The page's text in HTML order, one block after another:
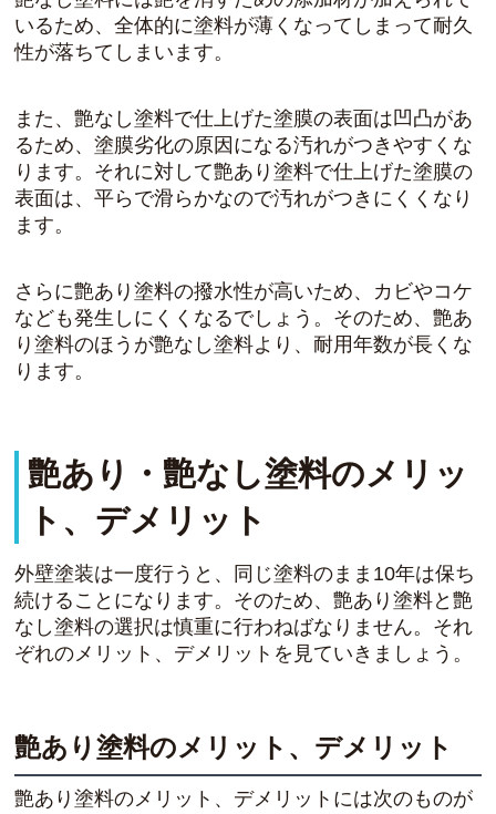
いるため、全体的に塗料が薄くなってしまって耐久
性が落ちてしまいます。
また、艶なし塗料で仕上げた塗膜の表面は凹凸があ
るため、塗膜劣化の原因になる汚れがつきやすくな
ります。それに対して艶あり塗料で仕上げた塗膜の
表面は、平らで滑らかなので汚れがつきにくくなり
ます。
さらに艶あり塗料の撥水性が高いため、カビやコケ
なども発生しにくくなるでしょう。そのため、艶あ
り塗料のほうが艶なし塗料より、耐用年数が長くな
ります。
艶あり・艶なし塗料のメリッ
ト、デメリット
外壁塗装は一度行うと、同じ塗料のまま10年は保ち
続けることになります。そのため、艶あり塗料と艶
なし塗料の選択は慎重に行わねばなりません。それ
ぞれのメリット、デメリットを見ていきましょう。
艶あり塗料のメリット、デメリット
艶あり塗料のメリット、デメリットには次のものが